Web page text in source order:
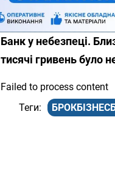
Банк у небезпеці.
тисячі гривень було
Failed to process content